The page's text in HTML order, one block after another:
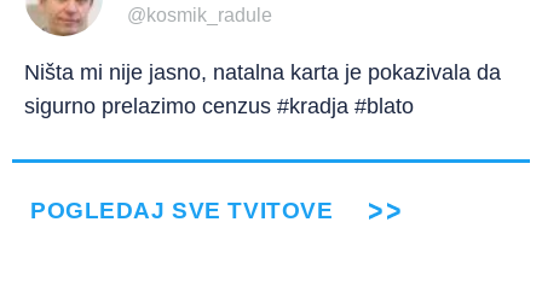
@kosmik_radule
Ništa mi nije jasno, natalna karta je pokazivala da
sigurno prelazimo cenzus #kradja #blato
POGLEDAJ SVE TVITOVE